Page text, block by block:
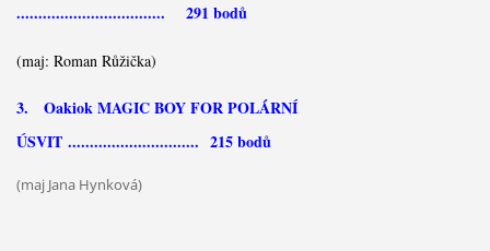
.................................. 291 bodů
(maj: Roman Růžička)
3. Oakiok MAGIC BOY FOR POLÁRNÍ
ÚSVIT.............................. 215 bodů
(maj Jana Hynková)